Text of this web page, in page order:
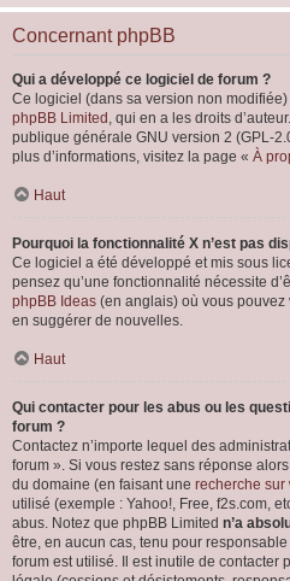
Concernant phpBB
Qui a développé ce logiciel de forum ?
Ce logiciel (dans sa version non
phpBB Limited , qui en a les droits
publique générale GNU version 2 (GPL-
plus d’informations, visitez la page « À
Haut
Pourquoi la fonctionnalité X n’est pas
Ce logiciel a été développé et mis sous
pensez qu’une fonctionnalité nécessite
phpBB Ideas (en anglais) où vous
en suggérer de nouvelles.
Haut
Qui contacter pour les abus ou les
forum ?
Contactez n’importe lequel des
forum ». Si vous restez sans réponse
du domaine (en faisant une recherche sur
utilisé (exemple : Yahoo!, Free, f2s.com,
abus. Notez que phpBB Limited n’a
être, en aucun cas, tenu pour responsable
forum est utilisé. Il est inutile de contacter